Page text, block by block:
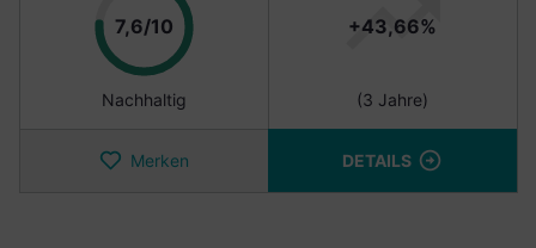
7,6/10Punkte
Nachhaltig
+43,66%
(3 Jahre)
Merken DETAILS